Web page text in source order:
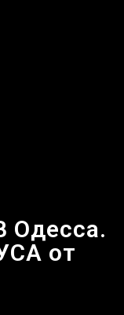
Одесса.
от